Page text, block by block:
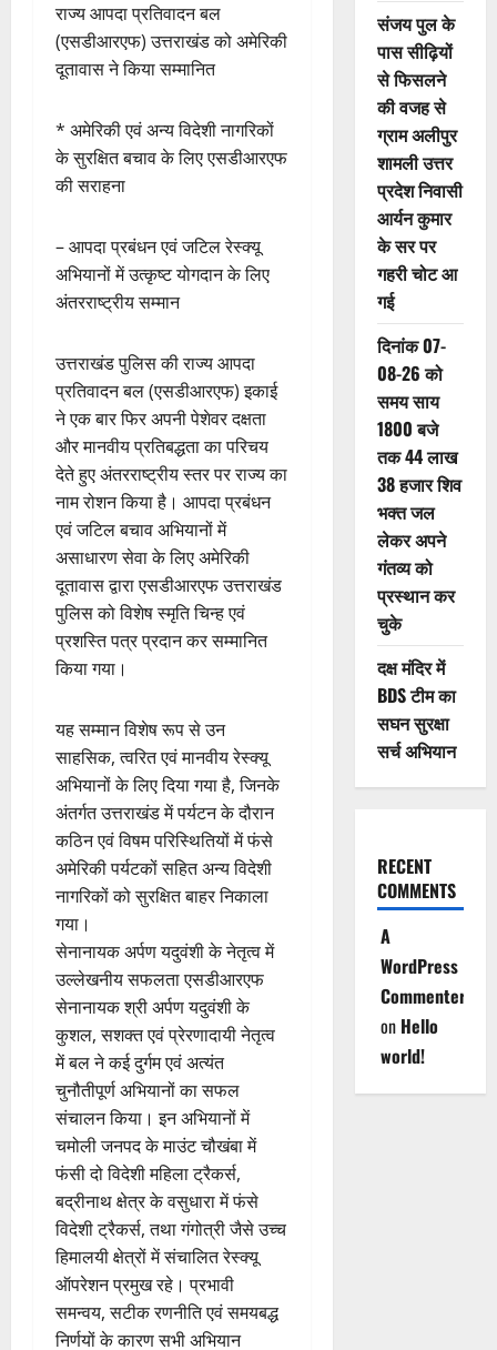
राज्य आपदा प्रतिवादन बल
(एसडीआरएफ) उत्तराखंड को अमेरिकी
दूतावास ने किया सम्मानित
* अमेरिकी एवं अन्य विदेशी नागरिकों
के सुरक्षित बचाव के लिए एसडीआरएफ
की सराहना
– आपदा प्रबंधन एवं जटिल रेस्क्यू
अभियानों में उत्कृष्ट योगदान के लिए
अंतरराष्ट्रीय सम्मान
उत्तराखंड पुलिस की राज्य आपदा
प्रतिवादन बल (एसडीआरएफ) इकाई
ने एक बार फिर अपनी पेशेवर दक्षता
और मानवीय प्रतिबद्धता का परिचय
देते हुए अंतरराष्ट्रीय स्तर पर राज्य का
नाम रोशन किया है। आपदा प्रबंधन
एवं जटिल बचाव अभियानों में
असाधारण सेवा के लिए अमेरिकी
दूतावास द्वारा एसडीआरएफ उत्तराखंड
पुलिस को विशेष स्मृति चिन्ह एवं
प्रशस्ति पत्र प्रदान कर सम्मानित
किया गया।
यह सम्मान विशेष रूप से उन
साहसिक, त्वरित एवं मानवीय रेस्क्यू
अभियानों के लिए दिया गया है, जिनके
अंतर्गत उत्तराखंड में पर्यटन के दौरान
कठिन एवं विषम परिस्थितियों में फंसे
अमेरिकी पर्यटकों सहित अन्य विदेशी
नागरिकों को सुरक्षित बाहर निकाला
गया।
सेनानायक अर्पण यदुवंशी के नेतृत्व में
उल्लेखनीय सफलता एसडीआरएफ
सेनानायक श्री अर्पण यदुवंशी के
कुशल, सशक्त एवं प्रेरणादायी नेतृत्व
में बल ने कई दुर्गम एवं अत्यंत
चुनौतीपूर्ण अभियानों का सफल
संचालन किया। इन अभियानों में
चमोली जनपद के माउंट चौखंबा में
फंसी दो विदेशी महिला ट्रैकर्स,
बद्रीनाथ क्षेत्र के वसुधारा में फंसे
विदेशी ट्रैकर्स, तथा गंगोत्री जैसे उच्च
हिमालयी क्षेत्रों में संचालित रेस्क्यू
ऑपरेशन प्रमुख रहे। प्रभावी
समन्वय, सटीक रणनीति एवं समयबद्ध
निर्णयों के कारण सभी अभियान
संजय पुल के
पास सीढ़ियों
से फिसलने
की वजह से
ग्राम अलीपुर
शामली उत्तर
प्रदेश निवासी
आर्यन कुमार
के सर पर
गहरी चोट आ
गई
दिनांक 07-
08-26 को
समय साय
1800 बजे
तक 44 लाख
38 हजार शिव
भक्त जल
लेकर अपने
गंतव्य को
प्रस्थान कर
चुके
दक्ष मंदिर में
BDS टीम का
सघन सुरक्षा
सर्च अभियान
RECENT
COMMENTS
A
WordPress
Commenter
on Hello
world!